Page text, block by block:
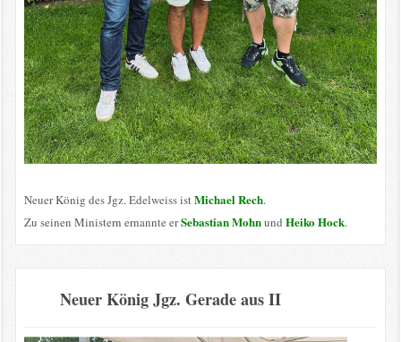
Neuer König des Jgz. Edelweiss istMichael Rech.
Zu seinen Ministern ernannte erSebastian Mohnund Heiko Hock.
Neuer König Jgz. Gerade aus II